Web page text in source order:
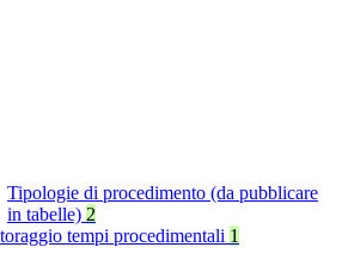
Tipologie di procedimento (da pubblicare
in tabelle) 2
tempi procedimentali 1